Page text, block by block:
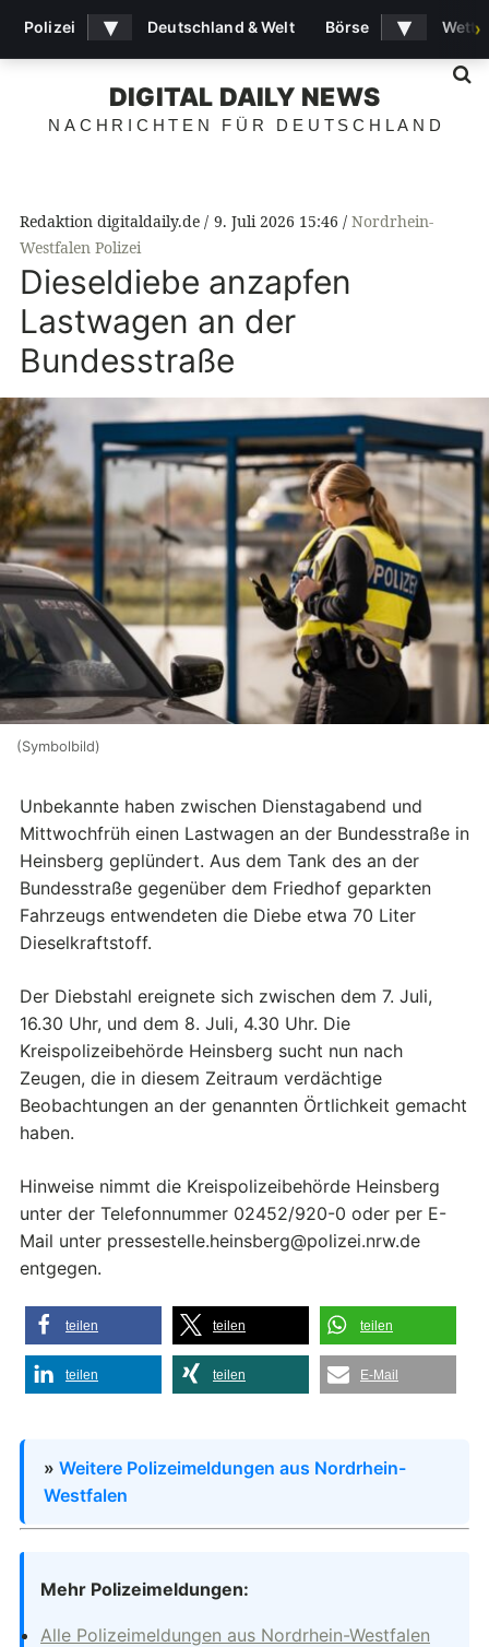
DIGITAL DAILY NEWS
NACHRICHTEN FÜR DEUTSCHLAND
Redaktion digitaldaily.de 9. Juli 2026 15:46
Nordrhein-
Westfalen Polizei
Dieseldiebe anzapfen
Lastwagen an der
Bundesstraße
(Symbolbild)
Unbekannte haben zwischen Dienstagabend und
Mittwochfrüh einen Lastwagen an der Bundesstraße in
Heinsberg geplündert. Aus dem Tank des an der
Bundesstraße gegenüber dem Friedhof geparkten
Fahrzeugs entwendeten die Diebe etwa 70 Liter
Dieselkraftstoff.
Der Diebstahl ereignete sich zwischen dem 7. Juli,
16.30 Uhr, und dem 8. Juli, 4.30 Uhr. Die
Kreispolizeibehörde Heinsberg sucht nun nach
Zeugen, die in diesem Zeitraum verdächtige
Beobachtungen an der genannten Örtlichkeit gemacht
haben.
Hinweise nimmt die Kreispolizeibehörde Heinsberg
unter der Telefonnummer 02452/920-0 oder per E-
Mail unter pressestelle.heinsberg@polizei.nrw.de
entgegen.
teilen teilen teilen
teilen teilen E-Mail
» Weitere Polizeimeldungen aus Nordrhein-
Westfalen
Mehr Polizeimeldungen:
Alle Polizeimeldungen aus Nordrhein-Westfalen
Polizei ▾ Deutschland & Welt Börse ▾ ›